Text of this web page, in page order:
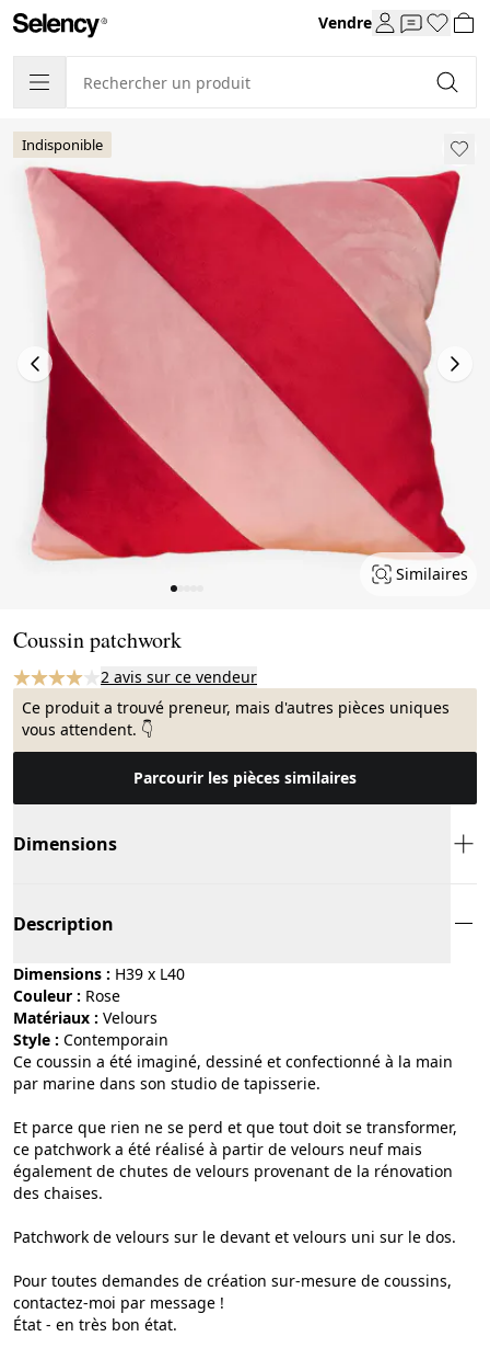
Vendre
Indisponible
Similaires
Coussin patchwork
2 avis sur ce vendeur
Ce produit a trouvé preneur, mais d'autres pièces uniques
vous attendent. 👇
Parcourir les pièces similaires
Dimensions
Description
Dimensions : H39 x L40
Couleur :
rose
Matériaux :
velours
Style :
contemporain
Ce coussin a été imaginé, dessiné et confectionné à la main
par marine dans son studio de tapisserie.
Et parce que rien ne se perd et que tout doit se transformer,
ce patchwork a été réalisé à partir de velours neuf mais
également de chutes de velours provenant de la rénovation
des chaises.
Patchwork de velours sur le devant et velours uni sur le dos.
Pour toutes demandes de création sur-mesure de coussins,
contactez-moi par message !
État - en très bon état.